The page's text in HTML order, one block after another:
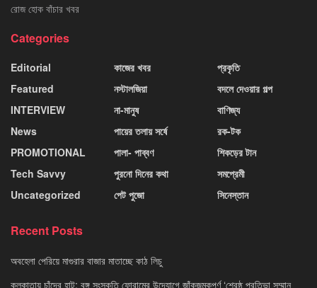
রোজ হোক বাঁচার খবর
Categories
Editorial
Featured
INTERVIEW
News
PROMOTIONAL
Tech Savvy
Uncategorized
কাজের খবর
নস্টালজিয়া
না-মানুষ
পায়ের তলায় সর্ষে
পালা- পাব্বণ
পুরনো দিনের কথা
পেট পুজো
প্রকৃতি
বদলে দেওয়ার গল্প
বাণিজ্য
রক-টক
শিকড়ের টান
সমপ্রেমী
সিনেস্তান
Recent Posts
অবহেলা পেরিয়ে মাগুরার বাজার মাতাচ্ছে কাঠ লিচু
কলকাতায় চাঁদের হাট: বঙ্গ সংস্কৃতি ফোরামের উদ্যোগে জাঁকজমকপূর্ণ ‘শ্রেষ্ঠ প্রতিভা সম্মান